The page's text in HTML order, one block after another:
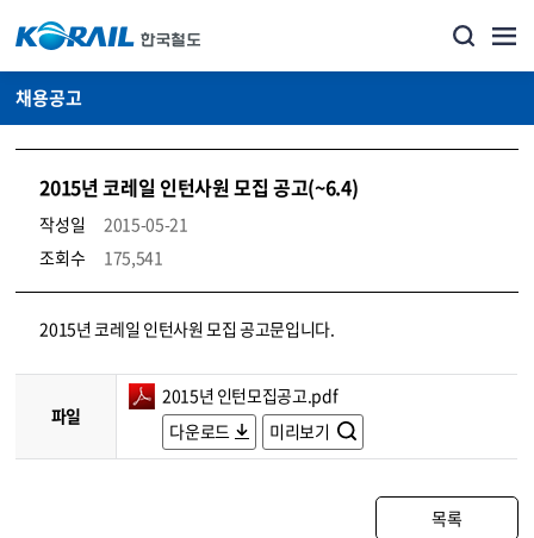
채용공고
2015년 코레일 인턴사원 모집 공고(~6.4)
작성일
2015-05-21
조회수
175,541
코레일소개_경영공시_채용공고 상세보기 – 내용, 파일, 담당자 연락처로 구성
2015년 코레일 인턴사원 모집 공고문입니다.
파일
2015년 인턴모집공고.pdf
다운로드
미리보기
목록